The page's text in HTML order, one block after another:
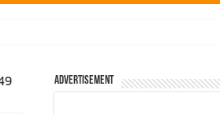
ว่า
Advertisement